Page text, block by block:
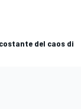
del caos di